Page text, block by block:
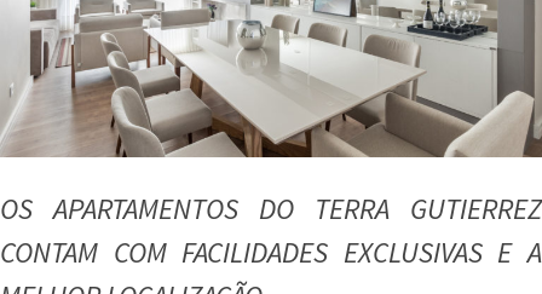
OS APARTAMENTOS DO TERRA GUTIERREZ
CONTAM COM FACILIDADES EXCLUSIVAS E A